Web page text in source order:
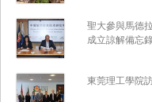
聖大參與馬德
成立諒解備忘
東莞理工學院